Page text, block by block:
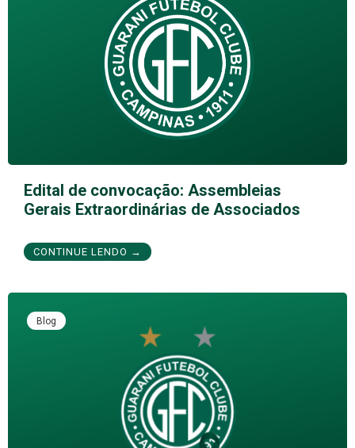
Edital de convocação: Assembleias
Gerais Extraordinárias de Associados
CONTINUE LENDO →
Blog